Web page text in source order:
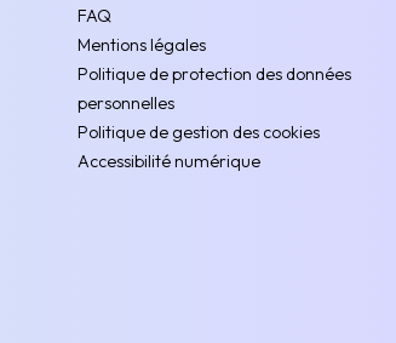
FAQ
Mentions légales
Politique de protection des données
personnelles
Politique de gestion des cookies
Accessibilité numérique